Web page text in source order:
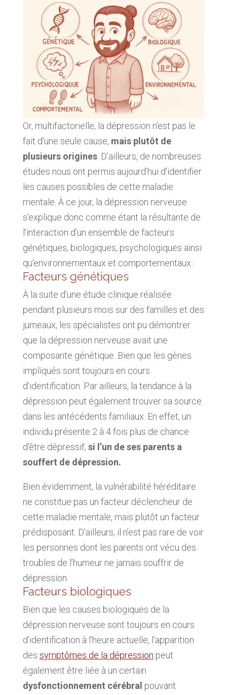
Or, multifactorielle, la dépression n’est pas le
fait d’une seule cause, mais plutôt de
plusieurs origines. D’ailleurs, de nombreuses
études nous ont permis aujourd’hui d’identifier
les causes possibles de cette maladie
mentale. À ce jour, la dépression nerveuse
s’explique donc comme étant la résultante de
l’interaction d’un ensemble de facteurs
génétiques, biologiques, psychologiques ainsi
qu’environnementaux et comportementaux :
Facteurs génétiques
À la suite d’une étude clinique réalisée
pendant plusieurs mois sur des familles et des
jumeaux, les spécialistes ont pu démontrer
que la dépression nerveuse avait une
composante génétique. Bien que les gènes
impliqués sont toujours en cours
d’identification. Par ailleurs, la tendance à la
dépression peut également trouver sa source
dans les antécédents familiaux. En effet, un
individu présente 2 à 4 fois plus de chance
d’être dépressif, si l’un de ses parents a
souffert de dépression.
Bien évidemment, la vulnérabilité héréditaire
ne constitue pas un facteur déclencheur de
cette maladie mentale, mais plutôt un facteur
prédisposant. D’ailleurs, il n’est pas rare de voir
les personnes dont les parents ont vécu des
troubles de l’humeur ne jamais souffrir de
dépression.
Facteurs biologiques
Bien que les causes biologiques de la
dépression nerveuse sont toujours en cours
d’identification à l’heure actuelle, l’apparition
des symptômes de la dépression peut
également être liée à un certain
dysfonctionnement cérébral pouvant